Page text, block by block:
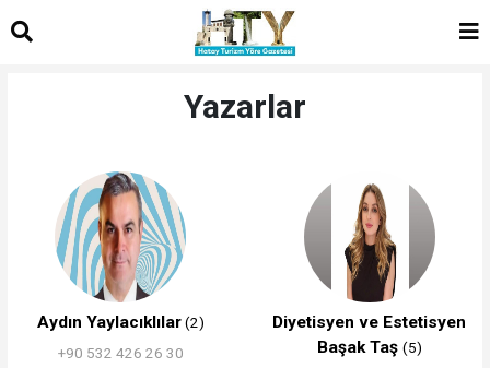
Yazarlar
Aydın Yaylacıklılar(2)
+90 532 426 26 30
Diyetisyen ve Estetisyen
Başak Taş (5)